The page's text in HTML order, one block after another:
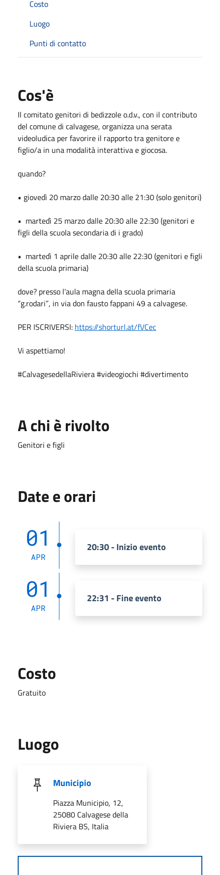
Costo
Luogo
Punti di contatto
Cos'è
Il comitato genitori di bedizzole o.d.v., con il contributo
del comune di calvagese, organizza una serata
videoludica per favorire il rapporto tra genitore e
figlio/a in una modalità interattiva e giocosa.
quando?
• ⁠ giovedì 20 marzo dalle 20:30 alle 21:30 (solo genitori)
• ⁠ ⁠martedì 25 marzo dalle 20:30 alle 22:30 (genitori e
figli della scuola secondaria di i grado)
• ⁠ ⁠martedì 1 aprile dalle 20:30 alle 22:30 (genitori e figli
della scuola primaria)
dove? presso l’aula magna della scuola primaria
“g.rodari”, in via don fausto fappani 49 a calvagese.
PER ISCRIVERSI: https://shorturl.at/fVCec
Vi aspettiamo!
#CalvagesedellaRiviera #videogiochi #divertimento
A chi è rivolto
Genitori e figli
Date e orari
01
APR
20:30 - Inizio evento
01
APR
22:31 - Fine evento
Costo
Gratuito
Luogo
Municipio
Piazza Municipio, 12,
25080 Calvagese della
Riviera BS, Italia